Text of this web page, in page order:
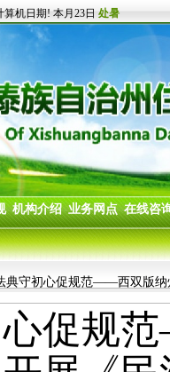
典守初心促规范——西双版纳